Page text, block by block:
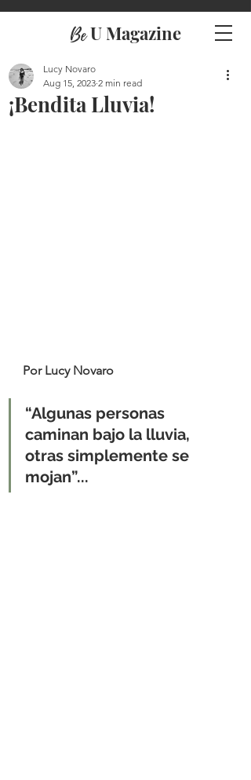
BeU Magazine
¡Bendita Lluvia!
Lucy Novaro
Aug 15, 2023 2 min read
Por Lucy Novaro
“Algunas personas
caminan bajo la lluvia,
otras simplemente se
mojan”...